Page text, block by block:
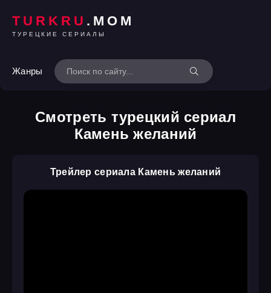
TURKRU .MOM
ТУРЕЦКИЕ СЕРИАЛЫ
Жанры
Смотреть турецкий сериал
Камень желаний
Трейлер сериала Камень желаний